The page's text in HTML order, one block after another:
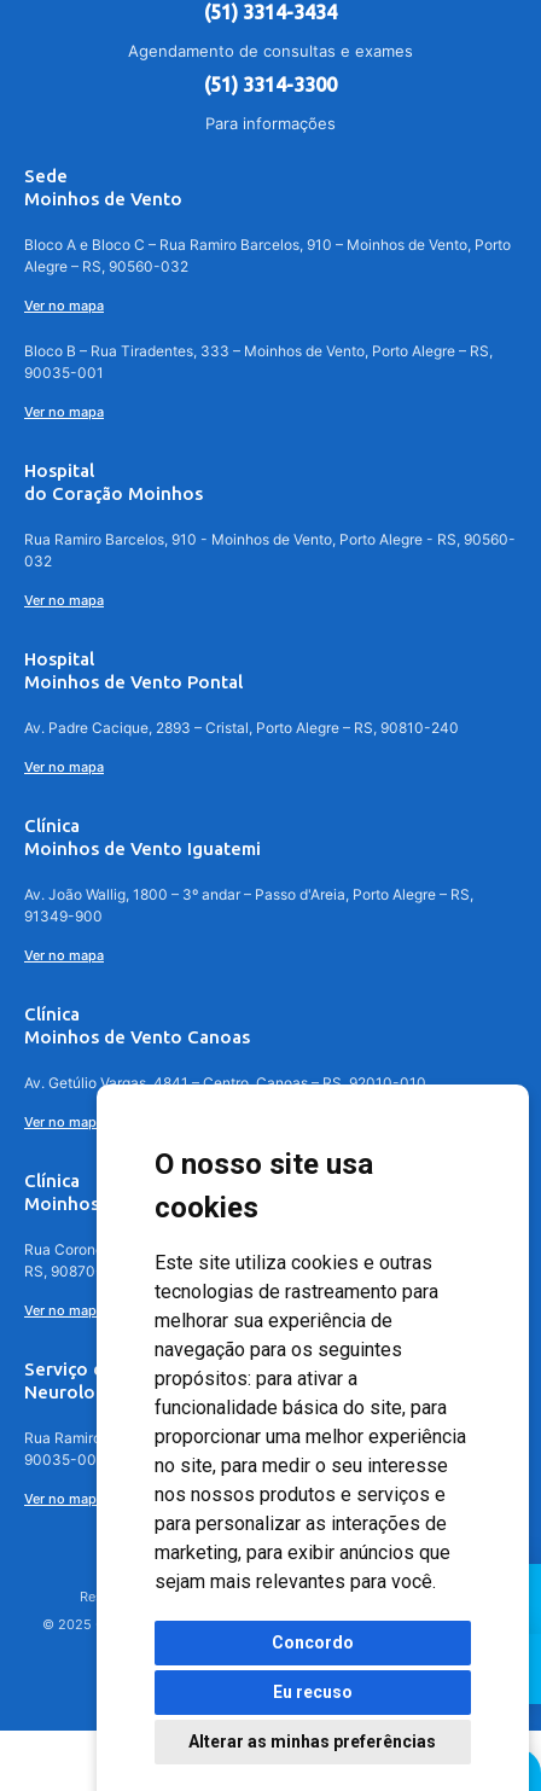
O nosso site usa
cookies
Este site utiliza cookies e outras
tecnologias de rastreamento para
melhorar sua experiência de
navegação para os seguintes
propósitos: para ativar a
funcionalidade básica do site, para
proporcionar uma melhor experiência
no site, para medir o seu interesse
nos nossos produtos e serviços e
para personalizar as interações de
marketing, para exibir anúncios que
sejam mais relevantes para você.
Concordo
Eu recuso
Alterar as minhas preferências
(51) 3314-3434
Agendamento de consultas e exames
(51) 3314-3300
Para informações
Sede
Moinhos de Vento
Bloco A e Bloco C – Rua Ramiro Barcelos, 910 – Moinhos de Vento, Porto
Alegre – RS, 90560-032
Ver no mapa
Bloco B – Rua Tiradentes, 333 – Moinhos de Vento, Porto Alegre – RS,
90035-001
Ver no mapa
Hospital
do Coração Moinhos
Rua Ramiro Barcelos, 910 - Moinhos de Vento, Porto Alegre - RS, 90560-
032
Ver no mapa
Hospital
Moinhos de Vento Pontal
Av. Padre Cacique, 2893 – Cristal, Porto Alegre – RS, 90810-240
Ver no mapa
Clínica
Moinhos de Vento Iguatemi
Av. João Wallig, 1800 – 3º andar – Passo d'Areia, Porto Alegre – RS,
91349-900
Ver no mapa
Clínica
Moinhos de Vento Canoas
Av. Getúlio Vargas, 4841 – Centro, Canoas – RS, 92010-010
Ver no mapa
Clínica
Moinhos de Vento - Teresópolis
Rua Coronel Aparício Borges, 250 - 3º andar - Teresópolis, Porto Alegre -
RS, 90870-016
Ver no mapa
Serviço de
Neurologia
Rua Ramiro Barcelos, 630 – 5º andar – Floresta, Porto Alegre – RS,
90035-001
Ver no mapa
Responsável Técnico: Dr. Luiz Antonio Nasi - CREMERS 11217
© 2025 - Hospital Moinhos de Vento - Registro Empresa (CRM-RS): 425